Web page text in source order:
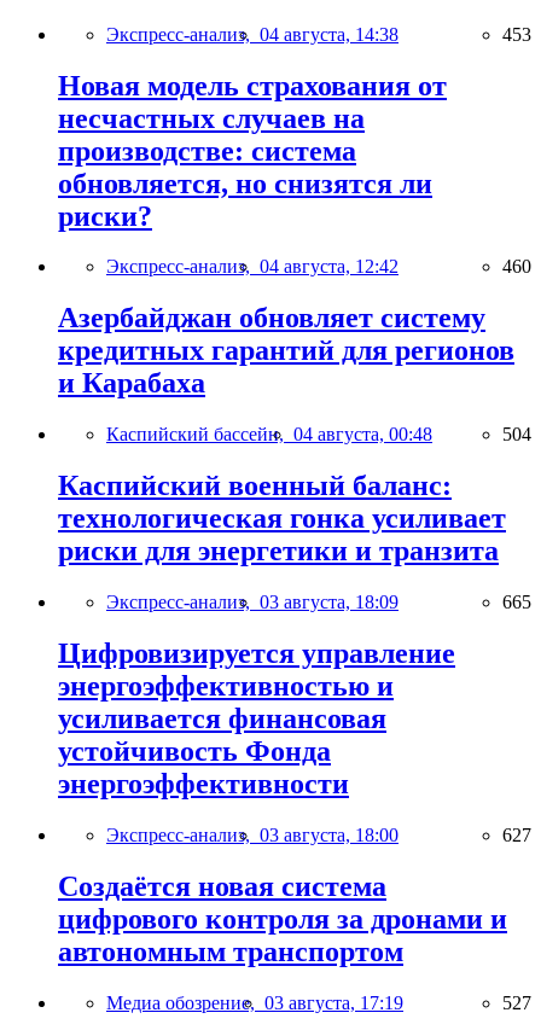
Экспресс-анализ, 04 августа, 14:38 453
Новая модель страхования от
несчастных случаев на
производстве: система
обновляется, но снизятся ли
риски?
Экспресс-анализ, 04 августа, 12:42 460
Азербайджан обновляет систему
кредитных гарантий для регионов
и Карабаха
Каспийский бассейн, 04 августа, 00:48 504
Каспийский военный баланс:
технологическая гонка усиливает
риски для энергетики и транзита
Экспресс-анализ, 03 августа, 18:09 665
Цифровизируется управление
энергоэффективностью и
усиливается финансовая
устойчивость Фонда
энергоэффективности
Экспресс-анализ, 03 августа, 18:00 627
Создаётся новая система
цифрового контроля за дронами и
автономным транспортом
Медиа обозрение, 03 августа, 17:19 527